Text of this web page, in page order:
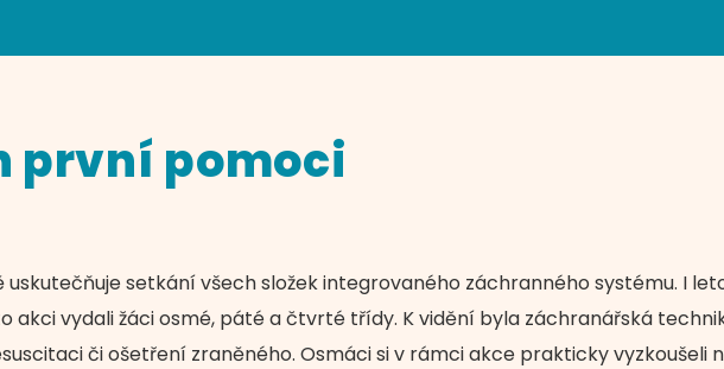
první pomoci
uskutečňuje setkání všech složek integrovaného záchranného systému. I
akci vydali žáci osmé, páté a čtvrté třídy. K vidění byla záchranářská
či ošetření zraněného. Osmáci si v rámci akce prakticky vyzkoušeli